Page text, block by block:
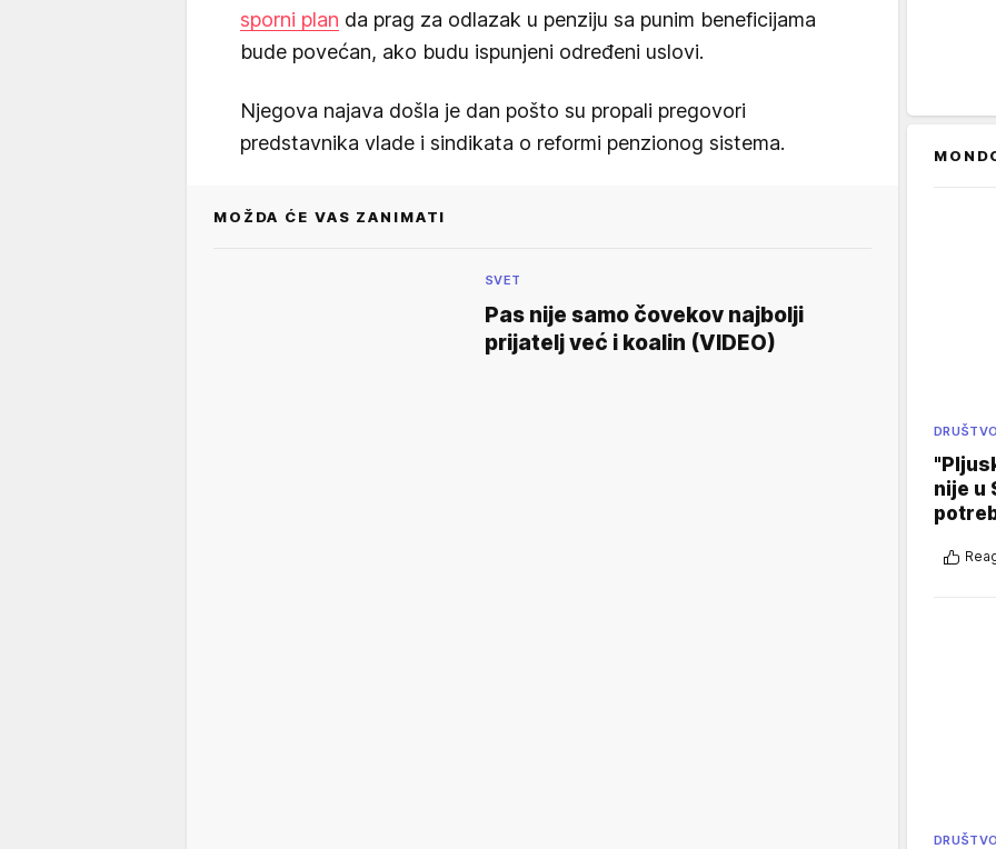
sporni plan da prag za odlazak u penziju sa punim beneficijama
bude povećan, ako budu ispunjeni određeni uslovi.
Njegova najava došla je dan pošto su propali pregovori
predstavnika vlade i sindikata o reformi penzionog sistema.
MOŽDA ĆE VAS ZANIMATI
SVET
Pas nije samo čovekov najbolji
prijatelj već i koalin (VIDEO)
DRUŠTVO
nije u
DRUŠTVO